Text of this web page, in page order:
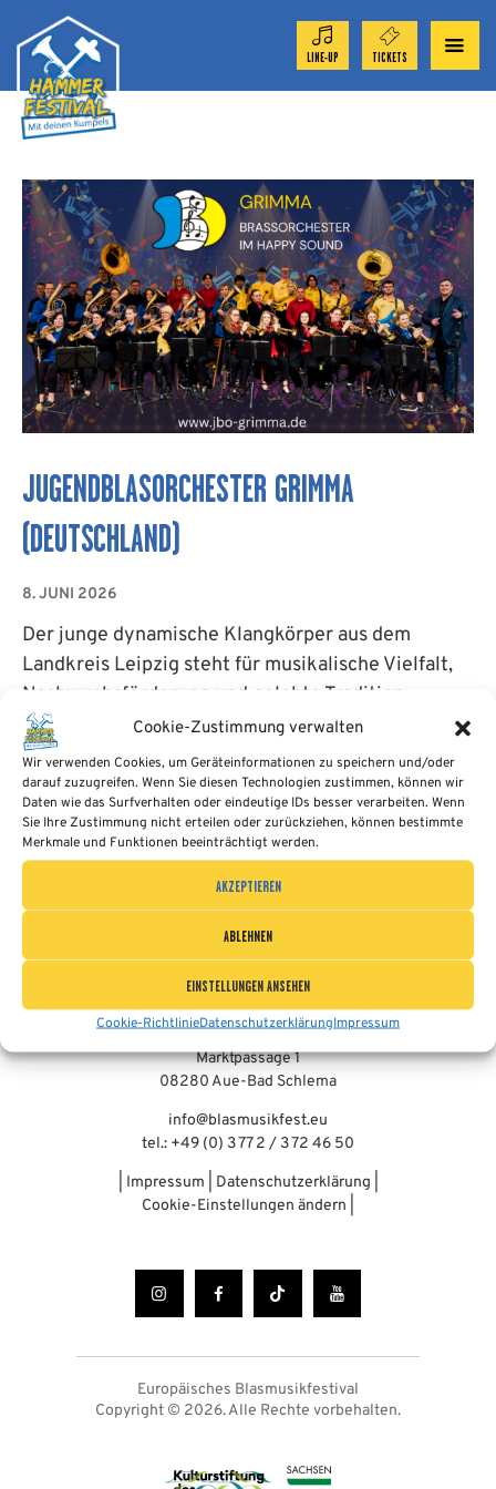
Cookie-Zustimmung verwalten
Wir verwenden Cookies, um Geräteinformationen zu speichern und/oder
darauf zuzugreifen. Wenn Sie diesen Technologien zustimmen, können wir
Daten wie das Surfverhalten oder eindeutige IDs besser verarbeiten. Wenn
Sie Ihre Zustimmung nicht erteilen oder zurückziehen, können bestimmte
Merkmale und Funktionen beeinträchtigt werden.
AKZEPTIEREN
ABLEHNEN
EINSTELLUNGEN ANSEHEN
Cookie-RichtlinieDatenschutzerklärungImpressum
LINE-UP TICKETS
ORCHESTER 2026
TICKET-SHOP
FESTIVAL
AKTUELL
SPONSOREN
APP
KONTAKT
COOKIE-RICHTLINIE
(EU)
DEUTSCH
JUGENDBLASORCHESTER GRIMMA
(DEUTSCHLAND)
8. JUNI 2026
Der junge dynamische Klangkörper aus dem
Landkreis Leipzig steht für musikalische Vielfalt,
Nachwuchsförderung und gelebte Tradition.
WEITERLESEN...
Bergmannsblasorchester Aue-Bad
Schlema e.V.
Marktpassage 1
08280 Aue-Bad Schlema
info@blasmusikfest.eu
tel.: +49 (0) 3 77 2 / 3 72 46 50
Impressum Datenschutzerklärung
Cookie-Einstellungen ändern
Europäisches Blasmusikfestival
Copyright © 2026. Alle Rechte vorbehalten.